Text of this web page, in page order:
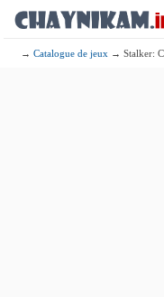
→Catalogue de jeux → Stalker: